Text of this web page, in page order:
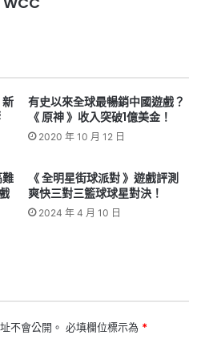
新
有史以來全球最暢銷中國遊戲？
《 原神 》收入突破1億美金！
2020 年 10 月 12 日
《 全明星街球派對 》遊戲評測
爽快三對三籃球球星對決！
2024 年 4 月 10 日
不會公開。 必填欄位標示為 *